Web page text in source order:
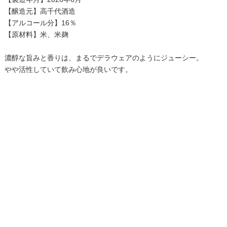
【醸造元】高千代酒造
【アルコール分】16％
【原材料】米、米麹
濃醇な旨みと香りは、まるでデラウェアのようにジューシー。
やや活性していて飲み心地が良いです。